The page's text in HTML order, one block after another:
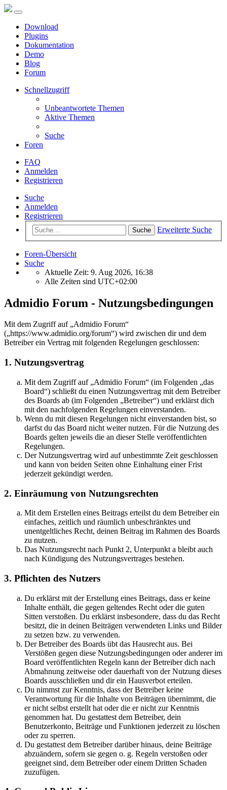
Download
Plugins
Dokumentation
Demo
Blog
Forum
Schnellzugriff
Unbeantwortete Themen
Aktive Themen
Suche
Foren
FAQ
Anmelden
Registrieren
Suche
Anmelden
Registrieren
Suche Erweiterte Suche
Foren-Übersicht
Suche
Aktuelle Zeit: 9. Aug 2026, 16:38
Alle Zeiten sind UTC+02:00
Admidio Forum - Nutzungsbedingungen
Mit dem Zugriff auf „Admidio Forum“
(„https://www.admidio.org/forum“) wird zwischen dir und dem
Betreiber ein Vertrag mit folgenden Regelungen geschlossen:
1. Nutzungsvertrag
Mit dem Zugriff auf „Admidio Forum“ (im Folgenden „das
Board“) schließt du einen Nutzungsvertrag mit dem Betreiber
des Boards ab (im Folgenden „Betreiber“) und erklärst dich
mit den nachfolgenden Regelungen einverstanden.
Wenn du mit diesen Regelungen nicht einverstanden bist, so
darfst du das Board nicht weiter nutzen. Für die Nutzung des
Boards gelten jeweils die an dieser Stelle veröffentlichten
Regelungen.
Der Nutzungsvertrag wird auf unbestimmte Zeit geschlossen
und kann von beiden Seiten ohne Einhaltung einer Frist
jederzeit gekündigt werden.
2. Einräumung von Nutzungsrechten
Mit dem Erstellen eines Beitrags erteilst du dem Betreiber ein
einfaches, zeitlich und räumlich unbeschränktes und
unentgeltliches Recht, deinen Beitrag im Rahmen des Boards
zu nutzen.
Das Nutzungsrecht nach Punkt 2, Unterpunkt a bleibt auch
nach Kündigung des Nutzungsvertrages bestehen.
3. Pflichten des Nutzers
Du erklärst mit der Erstellung eines Beitrags, dass er keine
Inhalte enthält, die gegen geltendes Recht oder die guten
Sitten verstoßen. Du erklärst insbesondere, dass du das Recht
besitzt, die in deinen Beiträgen verwendeten Links und Bilder
zu setzen bzw. zu verwenden.
Der Betreiber des Boards übt das Hausrecht aus. Bei
Verstößen gegen diese Nutzungsbedingungen oder anderer im
Board veröffentlichten Regeln kann der Betreiber dich nach
Abmahnung zeitweise oder dauerhaft von der Nutzung dieses
Boards ausschließen und dir ein Hausverbot erteilen.
Du nimmst zur Kenntnis, dass der Betreiber keine
Verantwortung für die Inhalte von Beiträgen übernimmt, die
er nicht selbst erstellt hat oder die er nicht zur Kenntnis
genommen hat. Du gestattest dem Betreiber, dein
Benutzerkonto, Beiträge und Funktionen jederzeit zu löschen
oder zu sperren.
Du gestattest dem Betreiber darüber hinaus, deine Beiträge
abzuändern, sofern sie gegen o. g. Regeln verstoßen oder
geeignet sind, dem Betreiber oder einem Dritten Schaden
zuzufügen.